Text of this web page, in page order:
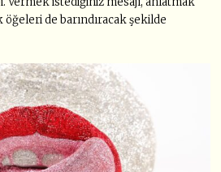
de barındıracak şekilde